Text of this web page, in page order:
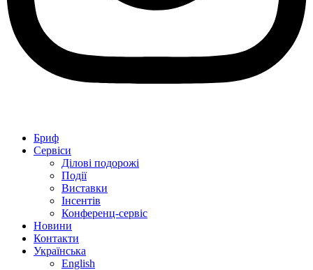
Бриф
Сервіси
Ділові подорожі
Події
Виставки
Інсентів
Конференц-сервіс
Новини
Контакти
Українська
English